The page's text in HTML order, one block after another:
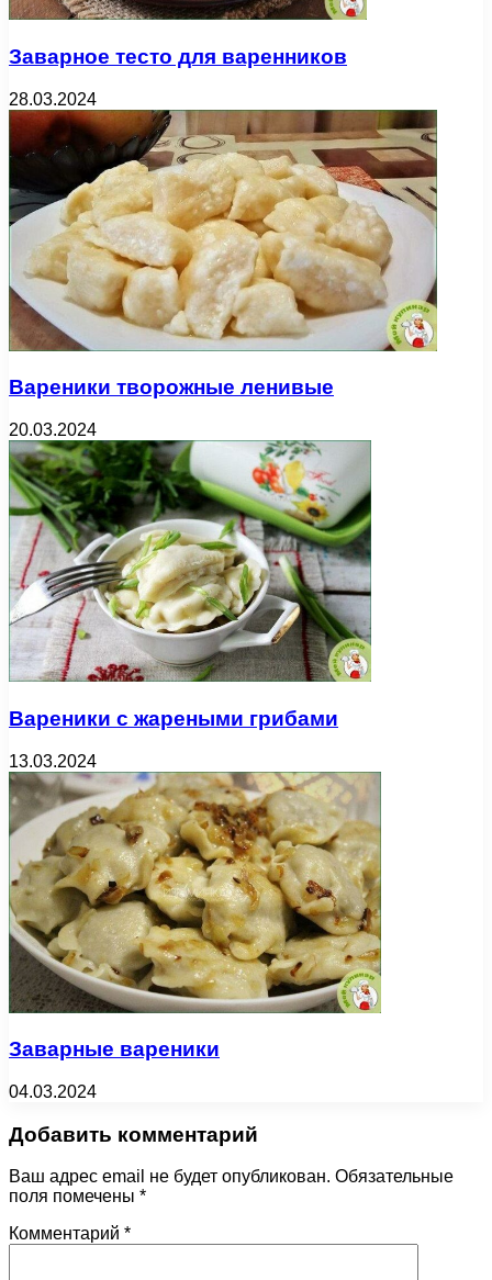
Заварное тесто для варенников
28.03.2024
Вареники творожные ленивые
20.03.2024
Вареники с жареными грибами
13.03.2024
Заварные вареники
04.03.2024
Добавить комментарий
Ваш адрес email не будет опубликован. Обязательные
поля помечены *
Комментарий *